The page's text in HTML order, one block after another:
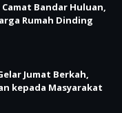
Camat Bandar Huluan,
Rumah Dinding
Jumat Berkah,
kepada Masyarakat